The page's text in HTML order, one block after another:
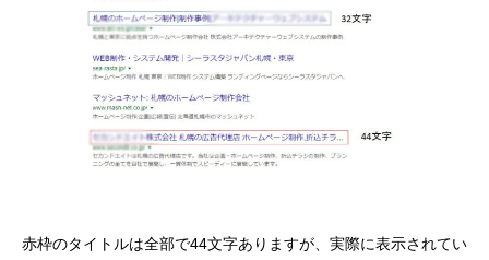
赤枠のタイトルは全部で44文字ありますが、実際に表示されてい